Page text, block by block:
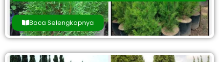
Baca Selengkapnya